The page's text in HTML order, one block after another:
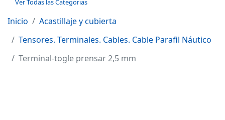
Ver Todas las Categorias
Inicio
Acastillaje y cubierta
Tensores. Terminales. Cables. Cable Parafil Náutico
Terminal-togle prensar 2,5 mm